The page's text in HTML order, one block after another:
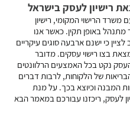
רישיון לעסק בישראל
הרישוי המקומי, רישיון
באופן תקין. כאשר אנו
כי ישנם ארבעה סוגים עיקריים
בצו רישוי עסקים. מדובר
נקט בכל האמצעים הרלוונטים
של הלקוחות, לרבות דברים
המבנה וכיוצא בכך. על מנת
לעסק, ריכזנו עבורכם במאמר הבא